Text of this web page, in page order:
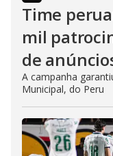
Time
mil
de
A campanha
Municipal, do Peru